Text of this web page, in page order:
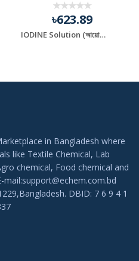
৳623.89
IODINE Solution (আয়োডিন)
in Bangladesh where
like Textile Chemical, Lab
chemical, Food chemical and
mail:support@echem.com.bd
DBID: 7 6 9 4 1